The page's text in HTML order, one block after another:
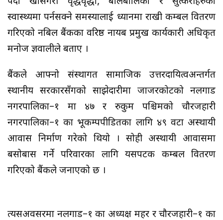
स्वास्थ्यमा पर्नसक्ने समस्यालाई ध्यानमा राखी कम्बल वितरण
गरिएको नबिल बैंकका वरिष्ठ नायब प्रमुख कार्यकारी अधिकृत
मनोज ज्ञवालीले बताए ।
बैंकले आफ्नो संस्थागत सामाजिक उत्तरदायित्वअन्तर्गत
स्थानीय सरकारसँगको साझेदारीमा जाजरकोटको नलगाड
नगरपालिका–१ मा ४७ र रुकुम पश्चिमको चौरजहारी
नगरपालिका–१ का भूकम्पपीडितका लागि ४९ वटा अस्थायी
आवास निर्माण गरेको थियो । सोही अस्थायी आवासमा
बसोबास गर्ने परिवारका लागि यसपटक कम्बल वितरण
गरिएको बैंकले जनाएको छ ।
त्यसअवसरमा नलगाड–१ का अध्यक्ष महर र चौरजहारी–१ का